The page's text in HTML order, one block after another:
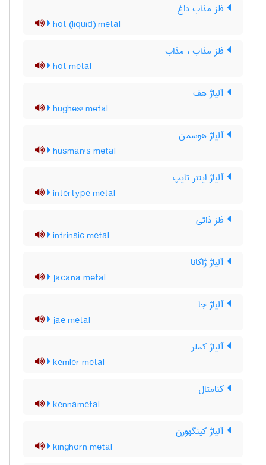
فلز مذاب داغ
hot (liquid) metal
فلز مذاب ، مذاب
hot metal
آلیاژ هف
hughes' metal
آلیاژ هوسمن
husman's metal
آلیاژ اینتر تایپ
intertype metal
فلز ذاتی
intrinsic metal
آلیاژ ژاکانا
jacana metal
آلیاژ جا
jae metal
آلیاژ کملر
kemler metal
کنامتال
kennametal
آلیاژ کینگهورن
kinghorn metal